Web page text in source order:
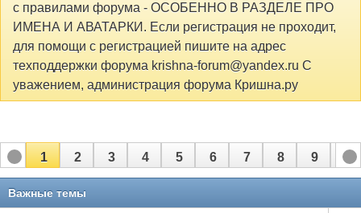
с правилами форума - ОСОБЕННО В РАЗДЕЛЕ ПРО
ИМЕНА И АВАТАРКИ. Если регистрация не проходит,
для помощи с регистрацией пишите на адрес
техподдержки форума krishna-forum@yandex.ru С
уважением, администрация форума Кришна.ру
1 2 3 4 5 6 7 8 9 10
11 12
Важные темы